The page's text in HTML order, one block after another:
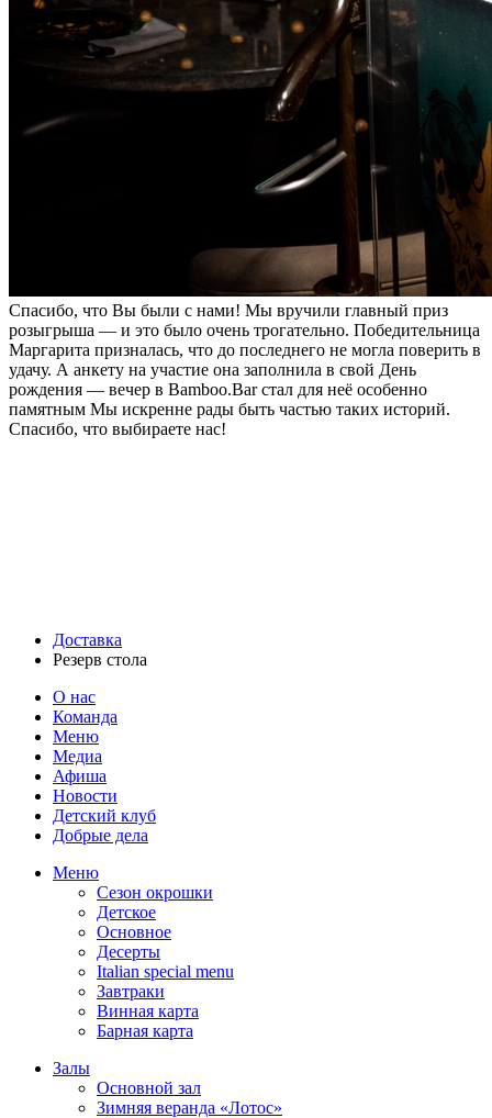
Спасибо, что Вы были с нами! Мы вручили главный приз
розыгрыша — и это было очень трогательно. Победительница
Маргарита призналась, что до последнего не могла поверить в
удачу. А анкету на участие она заполнила в свой День
рождения — вечер в Bamboo.Bar стал для неё особенно
памятным Мы искренне рады быть частью таких историй.
Спасибо, что выбираете нас!
Доставка
Резерв стола
О нас
Команда
Меню
Медиа
Афиша
Новости
Детский клуб
Добрые дела
Меню
Сезон окрошки
Детское
Основное
Десерты
Italian special menu
Завтраки
Винная карта
Барная карта
Залы
Основной зал
Зимняя веранда «Лотос»